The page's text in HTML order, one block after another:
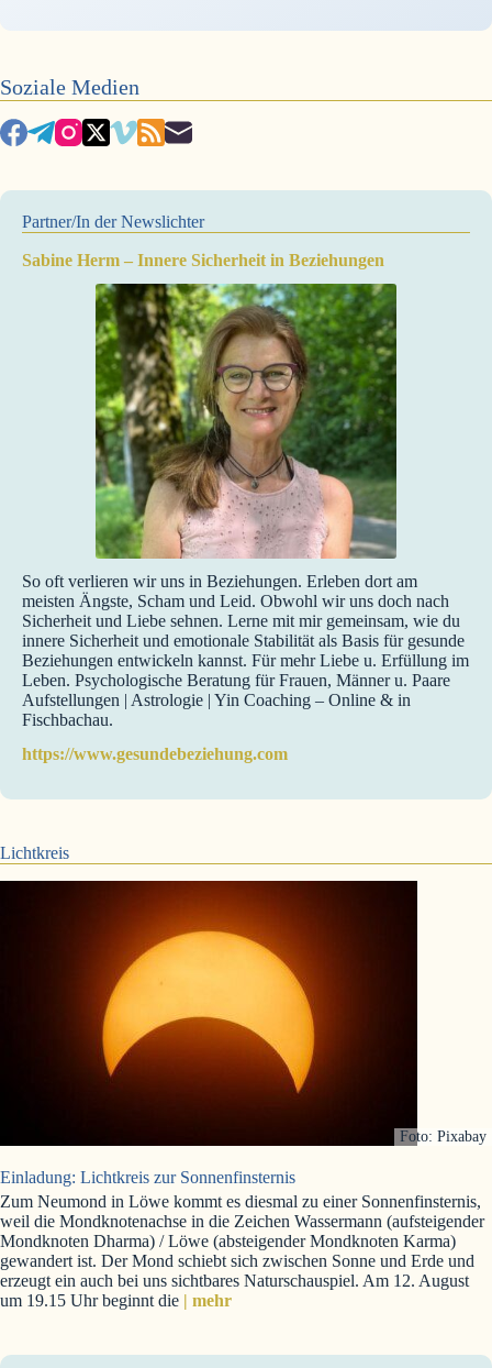
Soziale Medien
Partner/In der Newslichter
Sabine Herm – Innere Sicherheit in Beziehungen
So oft verlieren wir uns in Beziehungen. Erleben dort am
meisten Ängste, Scham und Leid. Obwohl wir uns doch nach
Sicherheit und Liebe sehnen. Lerne mit mir gemeinsam, wie du
innere Sicherheit und emotionale Stabilität als Basis für gesunde
Beziehungen entwickeln kannst. Für mehr Liebe u. Erfüllung im
Leben. Psychologische Beratung für Frauen, Männer u. Paare
Aufstellungen | Astrologie | Yin Coaching – Online & in
Fischbachau.
https://www.gesundebeziehung.com
Lichtkreis
Foto: Pixabay
Einladung: Lichtkreis zur Sonnenfinsternis
Zum Neumond in Löwe kommt es diesmal zu einer Sonnenfinsternis,
weil die Mondknotenachse in die Zeichen Wassermann (aufsteigender
Mondknoten Dharma) / Löwe (absteigender Mondknoten Karma)
gewandert ist. Der Mond schiebt sich zwischen Sonne und Erde und
erzeugt ein auch bei uns sichtbares Naturschauspiel. Am 12. August
um 19.15 Uhr beginnt die | mehr